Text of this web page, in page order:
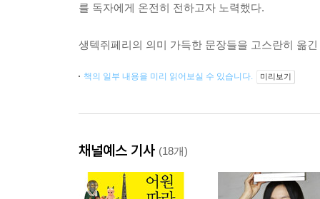
를 독자에게 온전히 전하고자 노력했다.
생텍쥐페리의 의미 가득한 문장들을 고스란히 옮
책의 일부 내용을 미리 읽어보실 수 있습니다. 미리보기
채널예스 기사 (18개)